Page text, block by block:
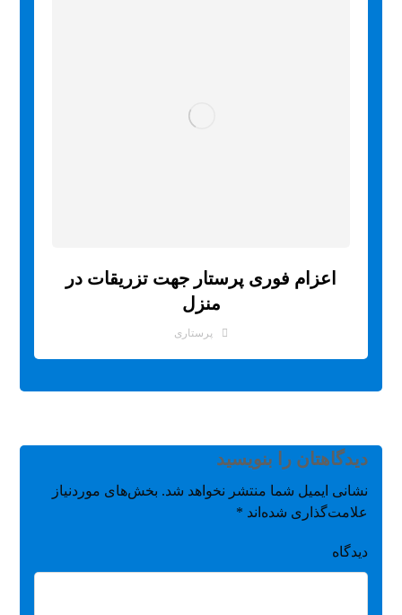
اعزام فوری پرستار جهت تزریقات در
منزل
پرستاری
دیدگاهتان را بنویسید
نشانی ایمیل شما منتشر نخواهد شد. بخش‌های موردنیاز
علامت‌گذاری شده‌اند *
دیدگاه